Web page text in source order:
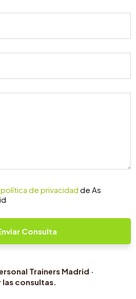
política de privacidad de As
Consulta
Trainers Madrid ·
las consultas.